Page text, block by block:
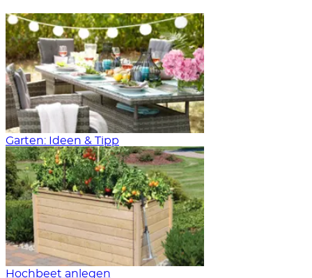
Garten: Ideen & Tipp
Hochbeet anlegen